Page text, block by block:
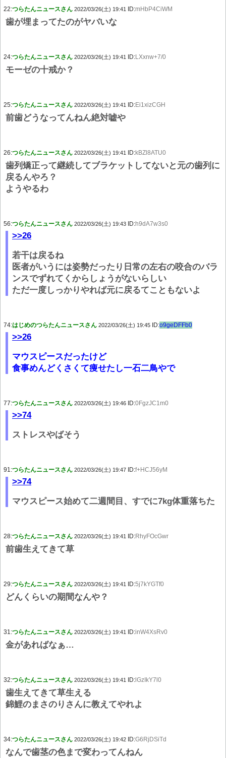
22:つらたんニュースさん 2022/03/26(土) 19:41 ID:mHbP4CiWM
歯が埋まってたのがヤバいな
24:つらたんニュースさん 2022/03/26(土) 19:41 ID:LXxnw+7/0
モーゼの十戒か？
25:つらたんニュースさん 2022/03/26(土) 19:41 ID:Ei1xizCGH
前歯どうなってんねん絶対嘘や
26:つらたんニュースさん 2022/03/26(土) 19:41 ID:kBZl8ATU0
歯列矯正って継続してブラケットしてないと元の歯列に
戻るんやろ？
ようやるわ
56:つらたんニュースさん 2022/03/26(土) 19:43 ID:h9dA7w3s0
>>26
若干は戻るね
医者がいうには姿勢だったり日常の左右の咬合のバラ
ンスでずれてくからしょうがないらしい
ただ一度しっかりやれば元に戻るてこともないよ
74:はじめのつらたんニュースさん 2022/03/26(土) 19:45 ID:o9geDFFb0
>>26
マウスピースだったけど
食事めんどくさくて痩せたし一石二鳥やで
77:つらたんニュースさん 2022/03/26(土) 19:46 ID:0FgzJC1m0
>>74
ストレスやばそう
91:つらたんニュースさん 2022/03/26(土) 19:47 ID:f+HCJ56yM
>>74
マウスピース始めて二週間目、すでに7kg体重落ちた
28:つらたんニュースさん 2022/03/26(土) 19:41 ID:RhyFOcGwr
前歯生えてきて草
29:つらたんニュースさん 2022/03/26(土) 19:41 ID:5j7kYGTf0
どんくらいの期間なんや？
31:つらたんニュースさん 2022/03/26(土) 19:41 ID:inW4XsRv0
金があればなぁ…
32:つらたんニュースさん 2022/03/26(土) 19:41 ID: lGzIkY7l0
歯生えてきて草生える
錦鯉のまさのりさんに教えてやれよ
34:つらたんニュースさん 2022/03/26(土) 19:42 ID:G6RjDSiTd
なんで歯茎の色まで変わってんねん